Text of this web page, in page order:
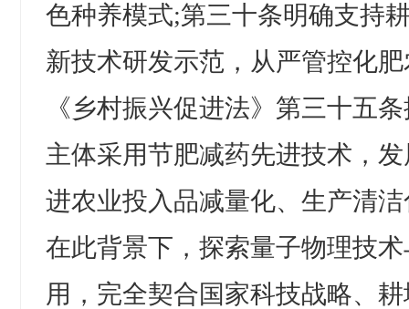
色种养模式;第三十条明确支持
新技术研发示范，从严管控化
《乡村振兴促进法》第三十五
主体采用节肥减药先进技术，
进农业投入品减量化、生产清
在此背景下，探索量子物理技
用，完全契合国家科技战略、